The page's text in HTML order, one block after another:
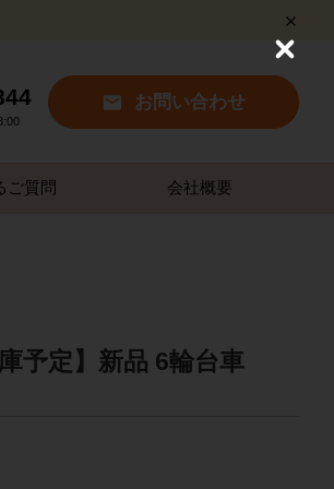
お問い合わせ
ご質問 会社概要
予定】新品 6輪台車
C
l